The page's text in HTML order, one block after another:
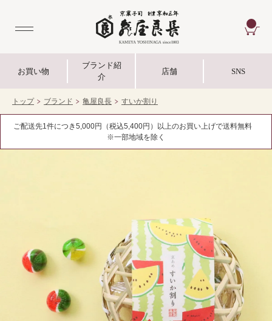
お買い物
ブランド紹
介
店舗 SNS
トップ ブランド 亀屋良長 すいか割り
ご配送先1件につき5,000円（税込5,400円）以上のお買い上げで送料無料
※一部地域を除く